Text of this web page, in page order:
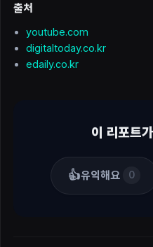
출처
youtube.com
digitaltoday.co.kr
edaily.co.kr
이 리포트
👍유익해요 0